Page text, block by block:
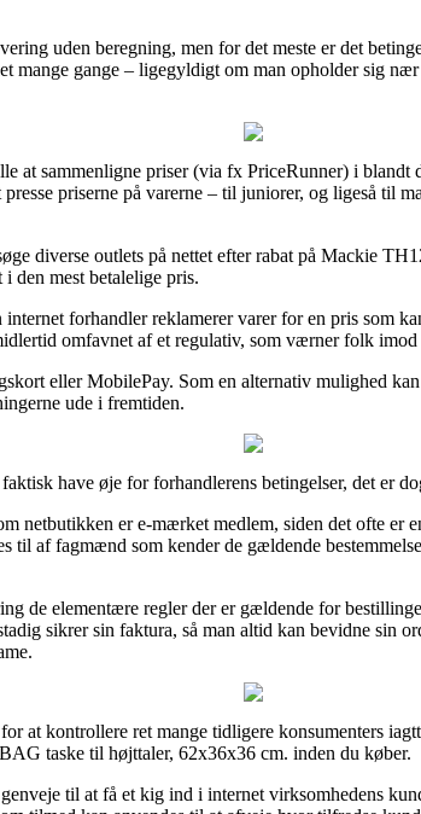
uden beregning, men for det meste er det
mange gange – ligegyldigt om man opholder sig
at sammenligne priser (via fx PriceRunner) i
priserne på varerne – til juniorer, og ligeså til
diverse outlets på nettet efter rabat på Mackie
den mest betalelige pris.
forhandler reklamerer varer for en pris som
omfavnet af et regulativ, som værner folk imod
eller MobilePay. Som en alternativ mulighed
ude i fremtiden.
have øje for forhandlerens betingelser, det er
netbutikken er e-mærket medlem, siden det ofte er
til af fagmænd som kender de gældende
de elementære regler der er gældende for
sikrer sin faktura, så man altid kan bevidne
at kontrollere ret mange tidligere konsumenters
taske til højttaler, 62x36x36 cm. inden du køber.
til at få et kig ind i internet virksomhedens